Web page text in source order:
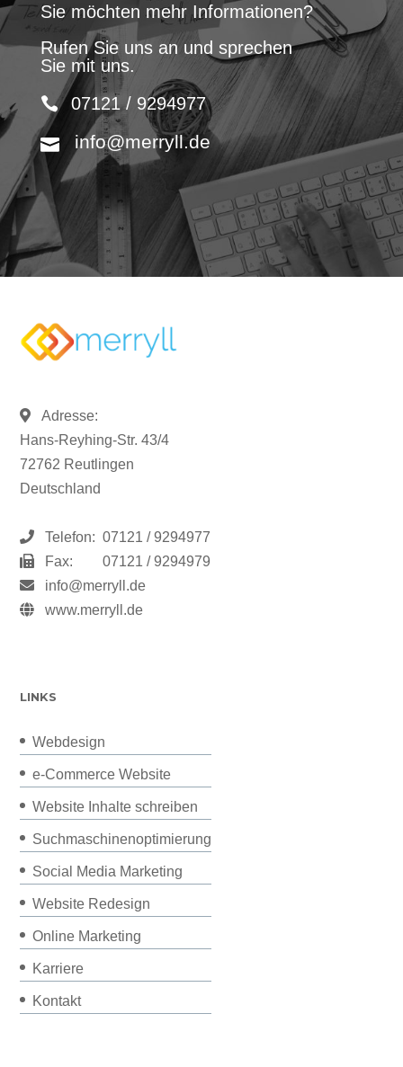
Sie möchten mehr Informationen?
Rufen Sie uns an und sprechen
Sie mit uns.
07121 / 9294977
info@merryll.de
Adresse:
Hans-Reyhing-Str. 43/4
72762 Reutlingen
Deutschland
Telefon: 07121 / 9294977
Fax:
07121 / 9294979
info@merryll.de
www.merryll.de
LINKS
Webdesign
e-Commerce Website
Website Inhalte schreiben
Suchmaschinenoptimierung
Social Media Marketing
Website Redesign
Online Marketing
Karriere
Kontakt